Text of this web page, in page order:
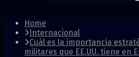
Home
Internacional
Cuál es la importancia
militares que EE.UU. tiene en